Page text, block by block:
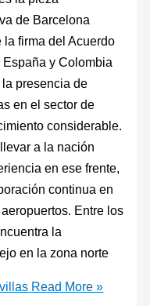
de Barcelona
firma del Acuerdo
y Colombia
presencia de
en el sector de
considerable.
a la nación
en ese frente,
continua en
Entre los
la
en la zona norte
Read More »